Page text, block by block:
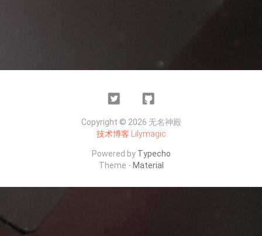
Twitter Github
Copyright © 2026 无名神殿
技术博客 Lilymagic
Powered by Typecho
Theme - Material